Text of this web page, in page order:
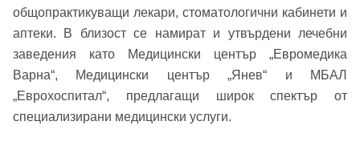
Забравена парола?
Вход
общопрактикуващи лекари, стоматологични кабинети и
аптеки. В близост се намират и утвърдени лечебни
заведения като Медицински център „Евромедика
Варна“, Медицински център „Янев“ и МБАЛ
„Еврохоспитал“, предлагащи широк спектър от
специализирани медицински услуги.
Телефон*
Вашето запитване стигна до нас. Ще
се обадим възможно най-бързо.